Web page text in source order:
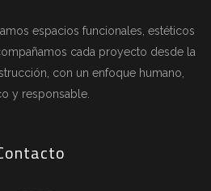
espacios funcionales, estéticos
cada proyecto desde la
con un enfoque humano,
y responsable.